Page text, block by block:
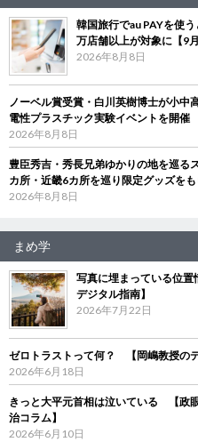
韓国旅行でau PAYを使
万店舗以上が対象に【9
2026年8月8日
ノーベル賞受賞・白川英樹博士が小
電性プラスチック実験イベントを開催
2026年8月8日
豊臣秀吉・秀長兄弟ゆかりの地を巡
カ所・近畿6カ所を巡り限定グッズをも
2026年8月8日
まめ学
写真に埋まっている位
デジタル指南】
2026年7月22日
ゼロトラストって何？ 【岡嶋教授のデ
2026年6月18日
きっと大平元首相は泣いている 【政
治コラム】
2026年6月10日